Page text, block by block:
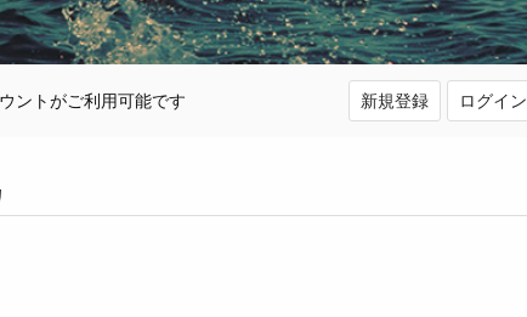
ントがご利用可能です 新規登録 ログイン